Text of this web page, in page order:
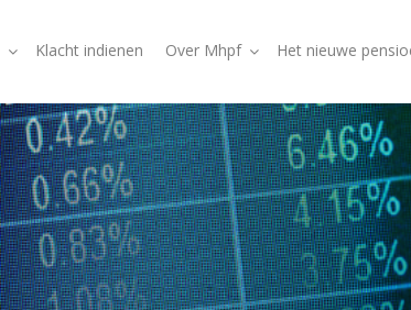
Klacht indienen Over Mhpf Het nieuwe